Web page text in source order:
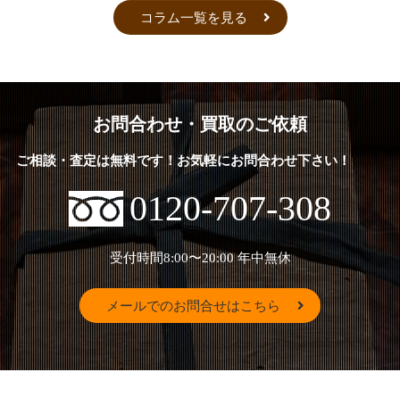
コラム一覧を見る
お問合わせ・買取のご依頼
ご相談・査定は無料です！お気軽にお問合わせ下さい！
0120-707-308
受付時間8:00〜20:00 年中無休
メールでのお問合せはこちら